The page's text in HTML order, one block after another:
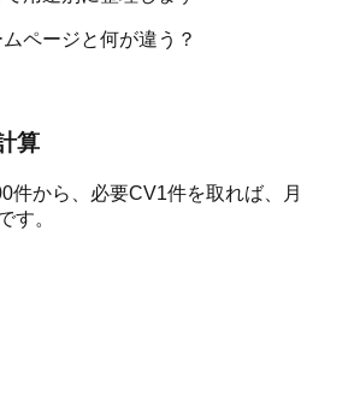
ページと何が違う？
算
件から、必要CV1件を取れば、月
す。